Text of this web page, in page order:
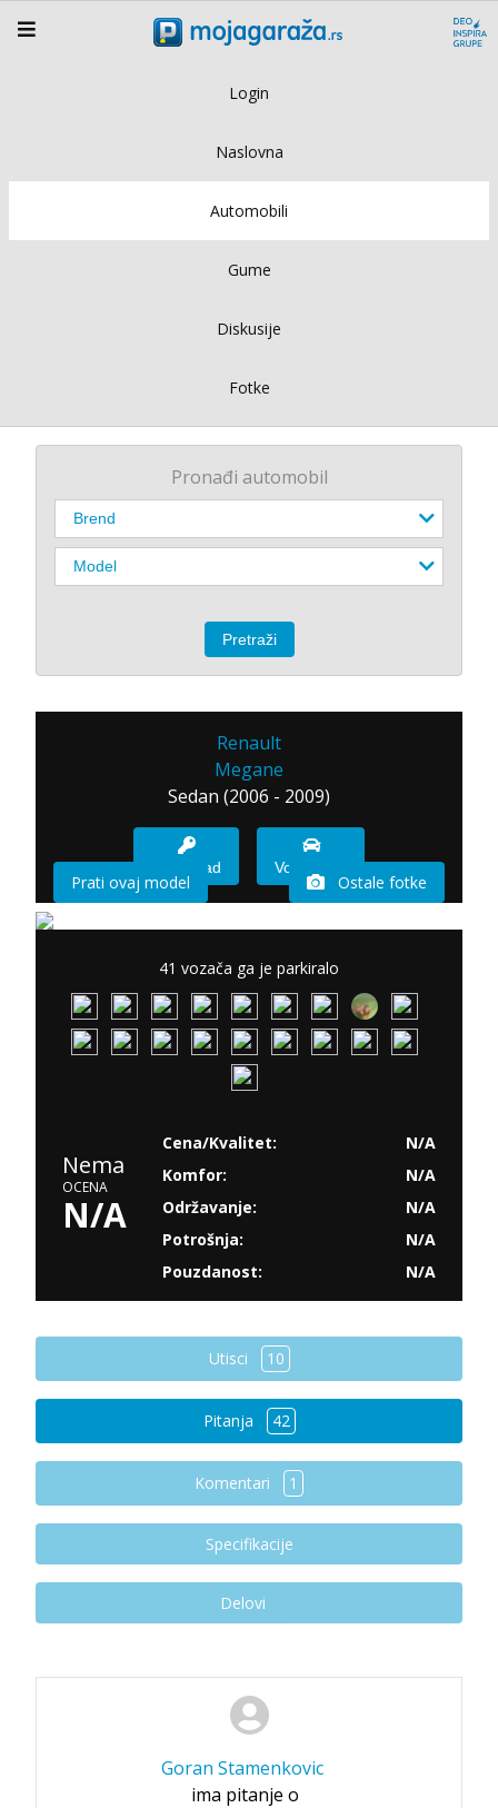
Login
Naslovna
Automobili
Gume
Diskusije
Fotke
Pronađi automobil
Renault
Megane
Sedan (2006 - 2009)
Imam sad Vozio sam
Prati ovaj model Ostale fotke
41 vozača ga je parkiralo
Nema
OCENA
N/A
Cena/Kvalitet:
N/A
Komfor:
N/A
Održavanje:
N/A
Potrošnja:
N/A
Pouzdanost:
N/A
Utisci 10
Pitanja 42
Komentari 1
Specifikacije
Delovi
Goran Stamenkovic
ima pitanje o